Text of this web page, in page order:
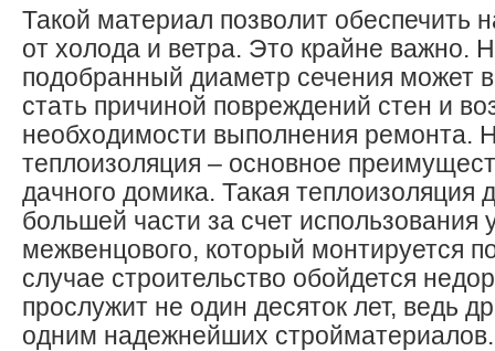
Такой материал позволит обеспечить
от холода и ветра. Это крайне важно.
подобранный диаметр сечения может
стать причиной повреждений стен и
необходимости выполнения ремонта.
теплоизоляция – основное
дачного домика. Такая теплоизоляция
большей части за счет использования
межвенцового, который монтируется
случае строительство обойдется
прослужит не один десяток лет, ведь
одним надежнейших стройматериалов.